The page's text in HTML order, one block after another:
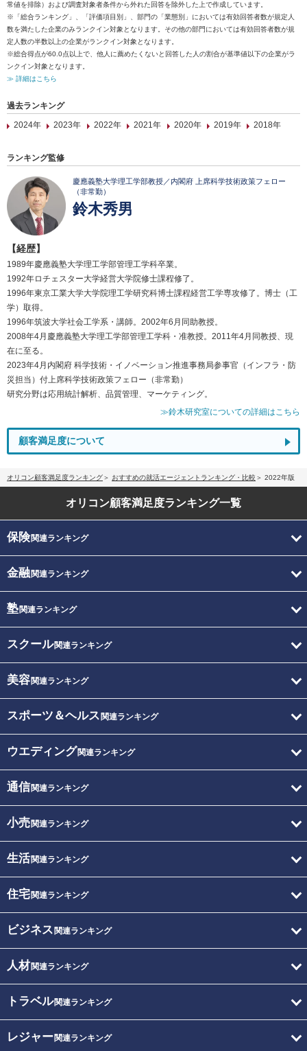
常値を排除）および調査対象者条件から外れた回答を除外した上で作成しています。
※「総合ランキング」、「評価項目別」、部門の「業態別」においては有効回答者数が規定人
数を満たした企業のみランクイン対象となります。その他の部門においては有効回答者数が規
定人数の半数以上の企業がランクイン対象となります。
※総合得点が60.0点以上で、他人に薦めたくないと回答した人の割合が基準値以下の企業がラ
ンクイン対象となります。
≫ 詳細はこちら
過去ランキング
2024年
2023年 2022年 2021年 2020年 2019年 2018年
ランキング監修
慶應義塾大学理工学部教授／内閣府 上席科学技術政策フェロー
（非常勤）
鈴木秀男
【経歴】
1989年慶應義塾大学理工学部管理工学科卒業。
1992年ロチェスター大学経営大学院修士課程修了。
1996年東京工業大学大学院理工学研究科博士課程経営工学専攻修了。博士（工
学）取得。
1996年筑波大学社会工学系・講師。2002年6月同助教授。
2008年4月慶應義塾大学理工学部管理工学科・准教授。2011年4月同教授、現
在に至る。
2023年4月内閣府 科学技術・イノベーション推進事務局参事官（インフラ・防
災担当）付上席科学技術政策フェロー（非常勤）
研究分野は応用統計解析、品質管理、マーケティング。
≫鈴木研究室についての詳細はこちら
顧客満足度について
オリコン顧客満足度ランキング おすすめの就活エージェントランキング・比較 2022年版
オリコン顧客満足度ランキング一覧
保険関連ランキング
金融関連ランキング
塾関連ランキング
スクール関連ランキング
美容関連ランキング
スポーツ＆ヘルス 関連ランキング
ウエディング関連ランキング
通信関連ランキング
小売関連ランキング
生活関連ランキング
住宅関連ランキング
ビジネス 関連ランキング
人材関連ランキング
トラベル関連ランキング
レジャー関連ランキング